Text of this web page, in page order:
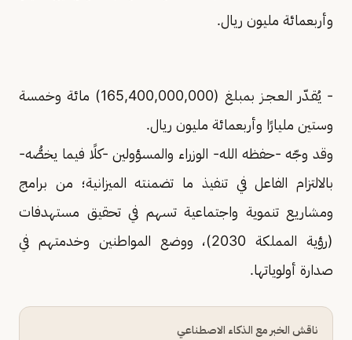
وأربعمائة مليون ريال.
- يُقـدّر الـعـجـز بمبلغ (165,400,000,000) مائة وخمسة
وستين مليارًا وأربعمائة مليون ريال.
وقد وجّه -حفظه الله- الوزراء والمسؤولين -كلًا فيما يخصُّه-
بالالتزام الفاعل في تنفيذ ما تضمنته الميزانية؛ من برامج
ومشاريع تنموية واجتماعية تسهم في تحقيق مستهدفات
(رؤية المملكة 2030)، ووضع المواطنين وخدمتهم في
صدارة أولوياتها.
ناقش الخبر مع الذكاء الاصطناعي